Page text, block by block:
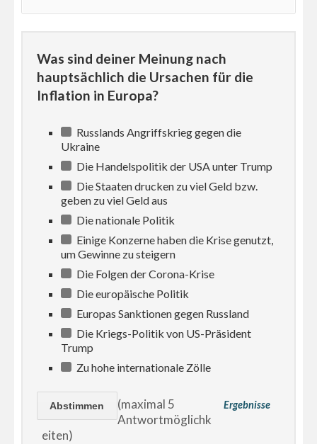
Was sind deiner Meinung nach
hauptsächlich die Ursachen für die
Inflation in Europa?
Russlands Angriffskrieg gegen die
Ukraine
Die Handelspolitik der USA unter Trump
Die Staaten drucken zu viel Geld bzw.
geben zu viel Geld aus
Die nationale Politik
Einige Konzerne haben die Krise genutzt,
um Gewinne zu steigern
Die Folgen der Corona-Krise
Die europäische Politik
Europas Sanktionen gegen Russland
Die Kriegs-Politik von US-Präsident
Trump
Zu hohe internationale Zölle
Ergebnisse
(maximal 5
Antwortmöglichk
eiten)